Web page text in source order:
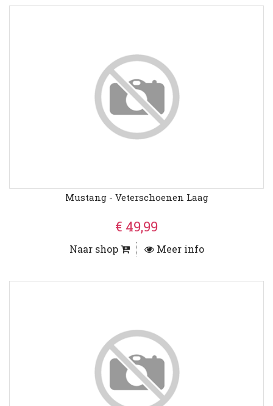
Mustang - Veterschoenen Laag
€ 49,99
Naar shop Meer info